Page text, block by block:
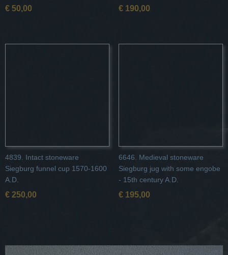
€ 50,00 € 190,00
4839. Intact stoneware
Siegburg funnel cup 1570-1600
A.D.
€ 250,00
6646. Medieval stoneware
Siegburg jug with some engobe
- 15th century A.D.
€ 195,00